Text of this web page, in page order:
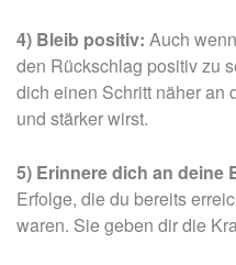
4) Bleib positiv: Auch
den Rückschlag positiv zu
dich einen Schritt näher an
und stärker wirst.
5) Erinnere dich an deine
Erfolge, die du bereits
waren. Sie geben dir die